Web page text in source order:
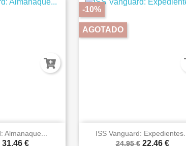
Almanaque...
31,46 €
rápida
ISS Vanguard: Expedientes...
24,95 € 22,46 €
-10%
AGOTADO
Vista rápida